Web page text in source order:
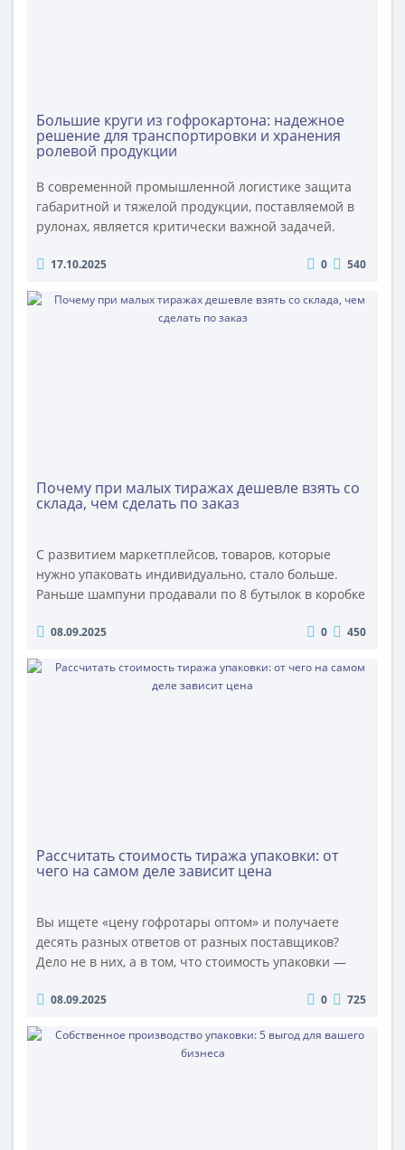
Большие круги из гофрокартона: надежное
решение для транспортировки и хранения
ролевой продукции
В современной промышленной логистике защита
габаритной и тяжелой продукции, поставляемой в
рулонах, является критически важной задачей.
влекут за собой прямые финансовые потери и
и экономически оправданным решением данной
проблемы выступают торцевые диски (круги)
17.10.2025 0 540
Почему при малых тиражах дешевле взять со
склада, чем сделать по заказ
С развитием маркетплейсов, товаров, которые
нужно упаковать индивидуально, стало больше.
Раньше шампуни продавали по 8 бутылок в коробке
бутылочку нужно упаковать индивидуально. Все мы
исключение. Каждый лишний см для них это
лишнее место хранения, на приёмке стоят сканеры,
08.09.2025 0 450
Рассчитать стоимость тиража упаковки: от
чего на самом деле зависит цена
Вы ищете «цену гофротары оптом» и получаете
десять разных ответов от разных поставщиков?
Дело не в них, а в том, что стоимость упаковки —
складывается из ваших требований к защите,
это инженерное решение, а не товар из
каталога.Мы, производитель ОПТИМПАК, честно и
08.09.2025 0 725